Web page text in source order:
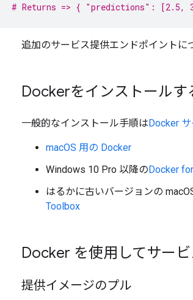
# Returns => { "predictions": [2.5,
追加のサービス提供エンドポイントに
Dockerをインストールす
一般的なインストール手順はDocker
macOS 用の Docker
Windows 10 Pro 以降のDocker
はるかに古いバージョンの
Toolbox
Docker を使用してサー
提供イメージのプル